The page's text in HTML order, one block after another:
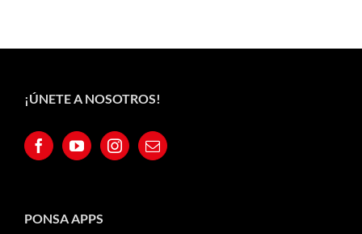
¡ÚNETE A NOSOTROS!
PONSA APPS